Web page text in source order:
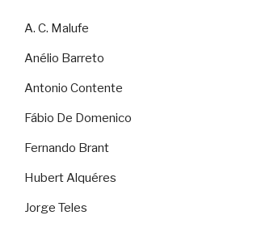
A. C. Malufe
Anélio Barreto
Antonio Contente
Fábio De Domenico
Fernando Brant
Hubert Alquéres
Jorge Teles